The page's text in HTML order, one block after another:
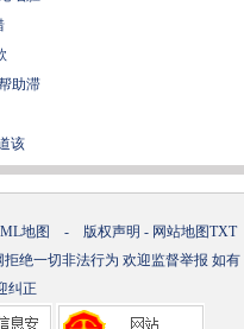
助滞
该
地图 - 版权声明 - 网站地图TXT
拒绝一切非法行为 欢迎监督举报 如有
纠正